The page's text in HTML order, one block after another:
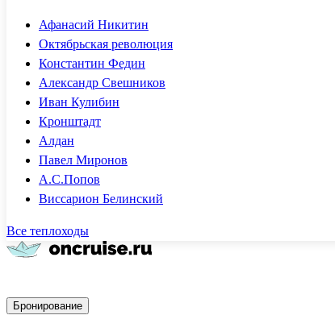
Афанасий Никитин
Октябрьская революция
Константин Федин
Александр Свешников
Иван Кулибин
Кронштадт
Алдан
Павел Миронов
А.С.Попов
Виссарион Белинский
Все теплоходы
Бронирование